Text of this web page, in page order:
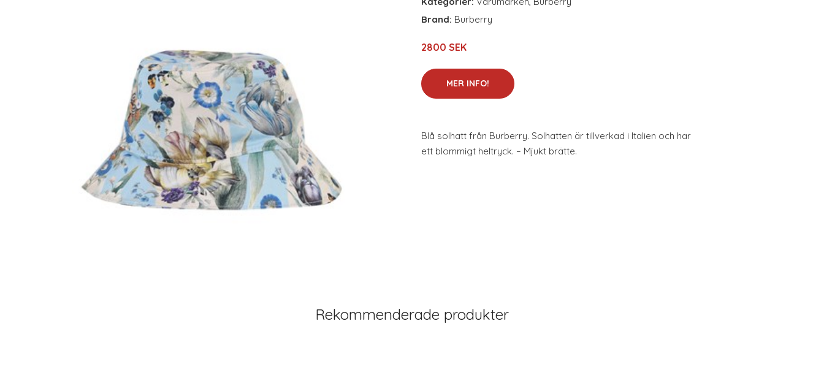
Brand: Burberry
2800 SEK
MER INFO!
Blå solhatt från Burberry. Solhatten är tillverkad i Italien och har
ett blommigt heltryck. – Mjukt brätte.
Rekommenderade produkter